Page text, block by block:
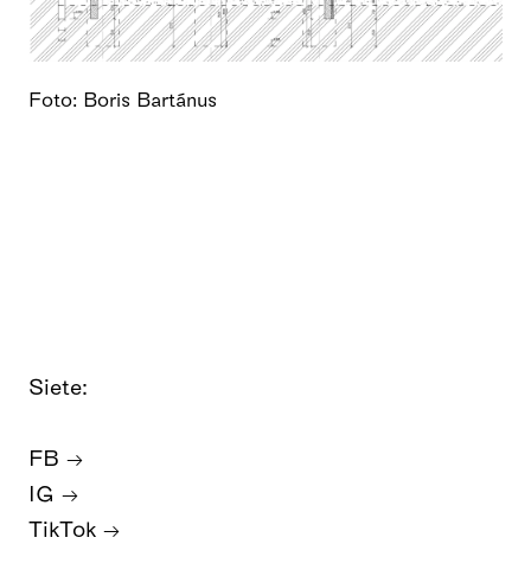
Foto: Boris Bartánus
Siete:
FB
IG
TikTok